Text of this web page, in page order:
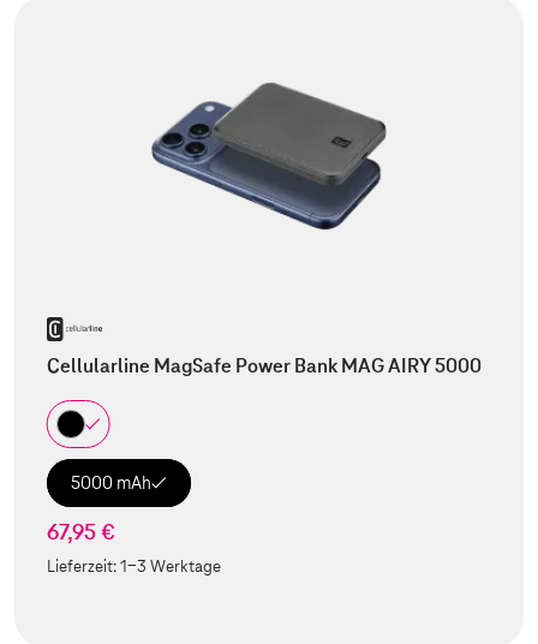
Cellularline MagSafe Power Bank MAG AIRY 5000
5000 mAh
67,95 €
Lieferzeit:1-3 Werktage